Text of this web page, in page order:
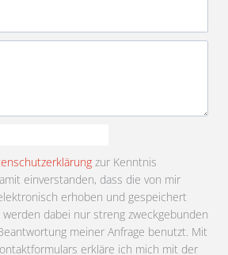
zur Kenntnis
einverstanden, dass die von mir
erhoben und gespeichert
dabei nur streng zweckgebunden
meiner Anfrage benutzt. Mit
erkläre ich mich mit der